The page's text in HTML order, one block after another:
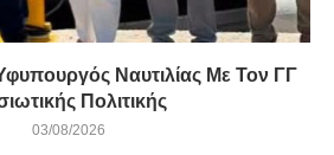
Ναυτιλίας Με Τον ΓΓ
Πολιτικής
03/08/2026